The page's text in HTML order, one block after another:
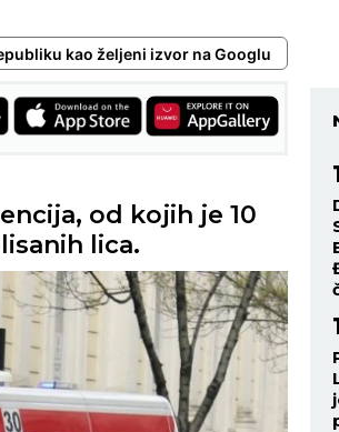
kao željeni izvor na Googlu
od kojih je 10
lica.